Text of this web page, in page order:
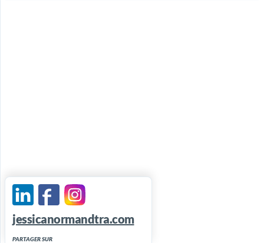
jessicanormandtra.com
PARTAGER SUR